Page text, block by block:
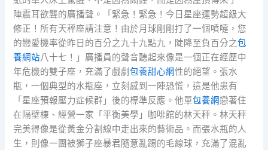
陣震耳欲聾的廣播聲。「緊急！緊急！今日星座運勢超級大
修正！所有天秤座請注意！由於月球剛剛打了一個噴嚏，您
的戀愛機率從昨日的百分之九十九點九，陡降至負百分之包
養網站八十七！」廣播員的聲音聽起來像是一個正在經歷中
年危機的雙子座，充滿了戲劇包養甜心網性的絕望。張水
瓶，一個典型的水瓶座，立刻感到一陣恐慌，這是他患有
「星座預報壓力症候群」後的標準反應。他單包養網戀著住
在隔壁棟、經營一家「平衡美學」咖啡館的林天秤。林天秤
完美得像是從黃金分割線中走出來的藝術品。而張水瓶的人
生，則像一團被獅子座暴君隨意亂踢的毛線球，充滿了混亂